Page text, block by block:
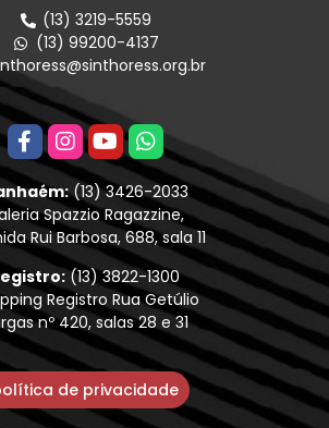
(13) 3219-5559
(13) 99200-4137
(13) 3426-2033
Spazzio Ragazzine,
Rui Barbosa, 688, sala 11
(13) 3822-1300
Registro Rua Getúlio
nº 420, salas 28 e 31
de privacidade